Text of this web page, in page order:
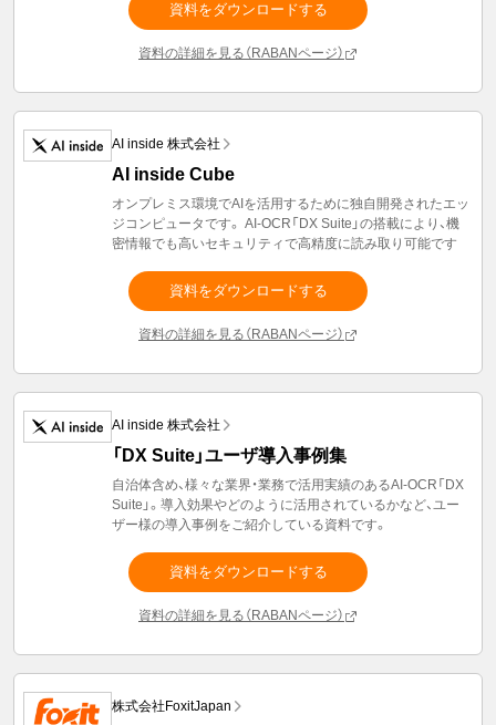
資料をダウンロードする
資料の詳細を見る（RABANページ）
AI inside 株式会社
AI inside Cube
オンプレミス環境でAIを活用するために独自開発されたエッ
ジコンピュータです。 AI-OCR「DX Suite」の搭載により、機
密情報でも高いセキュリティで高精度に読み取り可能です
資料をダウンロードする
資料の詳細を見る（RABANページ）
AI inside 株式会社
「DX Suite」ユーザ導入事例集
自治体含め、様々な業界・業務で活用実績のあるAI-OCR「DX
Suite」。導入効果やどのように活用されているかなど、ユー
ザー様の導入事例をご紹介している資料です。
資料をダウンロードする
資料の詳細を見る（RABANページ）
株式会社FoxitJapan